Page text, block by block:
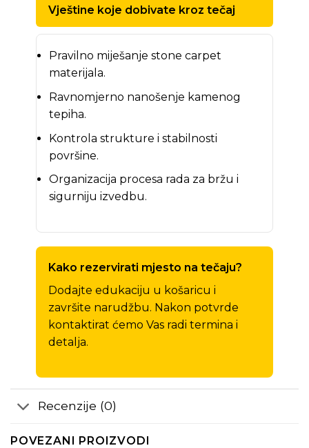
Vještine koje dobivate kroz tečaj
Pravilno miješanje stone carpet
materijala.
Ravnomjerno nanošenje kamenog
tepiha.
Kontrola strukture i stabilnosti
površine.
Organizacija procesa rada za bržu i
sigurniju izvedbu.
Kako rezervirati mjesto na tečaju?
Dodajte edukaciju u košaricu i
završite narudžbu. Nakon potvrde
kontaktirat ćemo Vas radi termina i
detalja.
Recenzije (0)
POVEZANI PROIZVODI